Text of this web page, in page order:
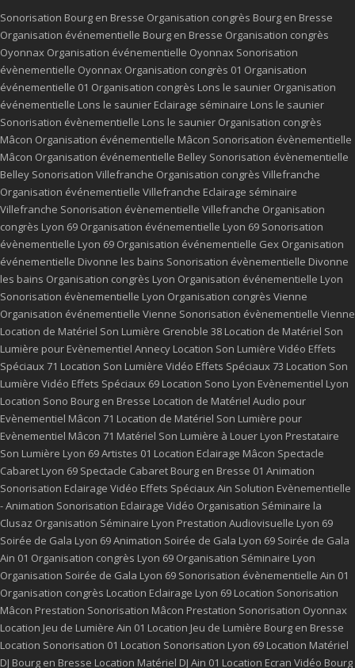
Sonorisation Bourg en Bresse Organisation congrès Bourg en Bresse
Organisation événementielle Bourg en Bresse Organisation congrès
Oyonnax Organisation événementielle Oyonnax Sonorisation
évènementielle Oyonnax Organisation congrès 01 Organisation
événementielle 01 Organisation congrès Lons le saunier Organisation
événementielle Lons le saunier Eclairage séminaire Lons le saunier
Sonorisation évènementielle Lons le saunier Organisation congrès
Mâcon Organisation événementielle Mâcon Sonorisation évènementielle
Mâcon Organisation événementielle Belley Sonorisation évènementielle
Belley Sonorisation Villefranche Organisation congrès Villefranche
Organisation événementielle Villefranche Eclairage séminaire
Villefranche Sonorisation évènementielle Villefranche Organisation
congrès Lyon 69 Organisation événementielle Lyon 69 Sonorisation
évènementielle Lyon 69 Organisation événementielle Gex Organisation
événementielle Divonne les bains Sonorisation évènementielle Divonne
les bains Organisation congrès Lyon Organisation événementielle Lyon
Sonorisation évènementielle Lyon Organisation congrès Vienne
Organisation événementielle Vienne Sonorisation évènementielle Vienne
Location de Matériel Son Lumière Grenoble 38 Location de Matériel Son
Lumière pour Evènementiel Annecy Location Son Lumière Vidéo Effets
Spéciaux 71 Location Son Lumière Vidéo Effets Spéciaux 73 Location Son
Lumière Vidéo Effets Spéciaux 69 Location Sono Lyon Evènementiel Lyon
Location Sono Bourg en Bresse Location de Matériel Audio pour
Evènementiel Mâcon 71 Location de Matériel Son Lumière pour
Evènementiel Mâcon 71 Matériel Son Lumière à Louer Lyon Prestataire
Son Lumière Lyon 69Artistes 01 Location Eclairage Mâcon Spectacle
Cabaret Lyon 69 Spectacle Cabaret Bourg en Bresse 01 Animation
Sonorisation Eclairage Vidéo Effets Spéciaux Ain Solution Evènementielle
- Animation Sonorisation Eclairage Vidéo Organisation Séminaire la
Clusaz Organisation Séminaire Lyon Prestation Audiovisuelle Lyon 69
Soirée de Gala Lyon 69Animation Soirée de Gala Lyon 69 Soirée de Gala
Ain 01 Organisation congrès Lyon 69 Organisation Séminaire Lyon
Organisation Soirée de Gala Lyon 69 Sonorisation évènementielle Ain 01
Organisation congrès Location Eclairage Lyon 69 Location Sonorisation
Mâcon Prestation Sonorisation Mâcon Prestation Sonorisation Oyonnax
Location Jeu de Lumière Ain 01 Location Jeu de Lumière Bourg en Bresse
Location Sonorisation 01 Location Sonorisation Lyon 69 Location Matériel
DJ Bourg en Bresse Location Matériel DJ Ain 01 Location Ecran Vidéo Bourg